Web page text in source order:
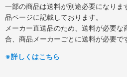
一部の商品は送料が別途必要になりま
品ページに記載しております。
メーカー直送品のため、送料が必要
合、商品メーカーごとに送料が必要で
※詳しくはこちら